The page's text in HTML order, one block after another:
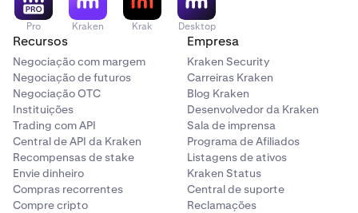
Pro Kraken Krak Desktop
Recursos
Negociação com margem
Negociação de futuros
Negociação OTC
Instituições
Trading com API
Central de API da Kraken
Recompensas de stake
Envie dinheiro
Compras recorrentes
Compre cripto
Empresa
Kraken Security
Carreiras Kraken
Blog Kraken
Desenvolvedor da Kraken
Sala de imprensa
Programa de Afiliados
Listagens de ativos
Kraken Status
Central de suporte
Reclamações